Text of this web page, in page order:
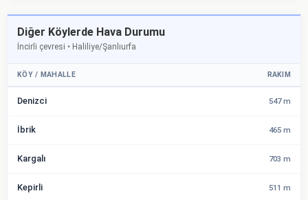
Diğer Köylerde Hava Durumu
İncirli çevresi • Haliliye/Şanlıurfa
KÖY / MAHALLE RAKIM
Denizci 547 m
İbrik 465 m
Kargalı 703 m
Kepirli 511 m